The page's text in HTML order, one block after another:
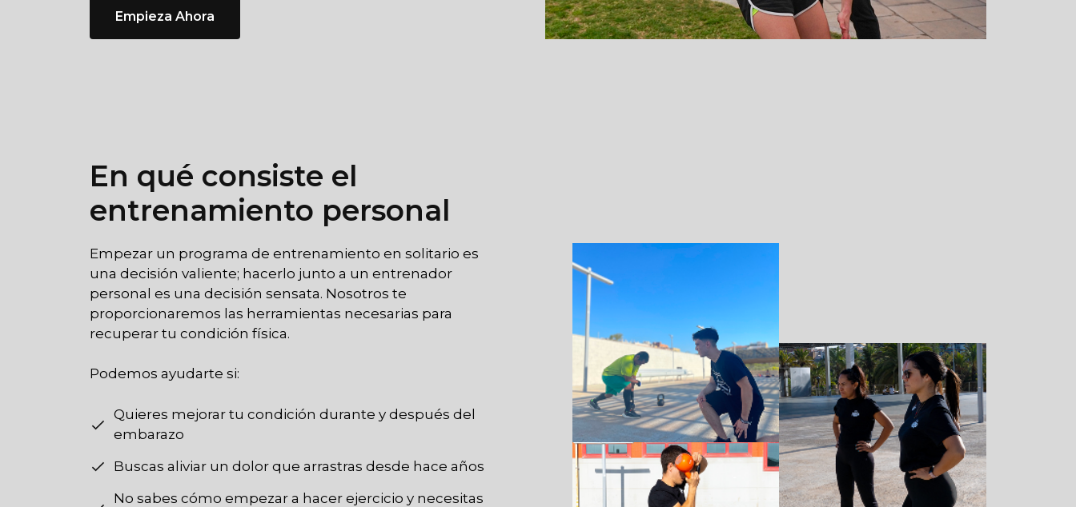
Empieza Ahora
En qué consiste el
entrenamiento personal
Empezar un programa de entrenamiento en solitario es
una decisión valiente; hacerlo junto a un entrenador
personal es una decisión sensata. Nosotros te
proporcionaremos las herramientas necesarias para
recuperar tu condición física.
Podemos ayudarte si:
Quieres mejorar tu condición durante y después del
embarazo
Buscas aliviar un dolor que arrastras desde hace años
No sabes cómo empezar a hacer ejercicio y necesitas